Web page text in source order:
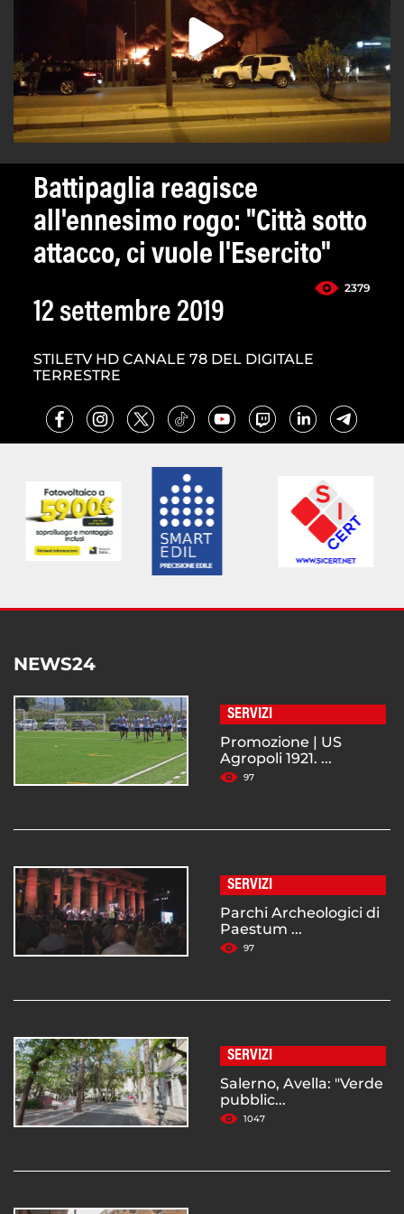
Battipaglia reagisce
all'ennesimo rogo: "Città sotto
attacco, ci vuole l'Esercito"
2379
12 settembre 2019
STILETV HD CANALE 78 DEL DIGITALE
TERRESTRE
NEWS24
SERVIZI
Promozione | US
Agropoli 1921. ...
97
SERVIZI
Parchi Archeologici di
Paestum ...
97
SERVIZI
Salerno, Avella: "Verde
pubblic...
1047